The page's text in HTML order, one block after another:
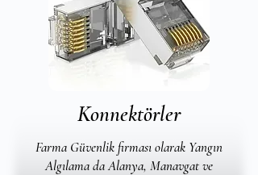
Konnektörler
Farma Güvenlik firması olarak Yangın
Algılama da Alanya, Manavgat ve